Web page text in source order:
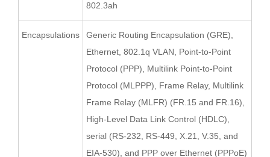
802.3ah
Encapsulations
Generic Routing Encapsulation (GRE),
Ethernet, 802.1q VLAN, Point-to-Point
Protocol (PPP), Multilink Point-to-Point
Protocol (MLPPP), Frame Relay, Multilink
Frame Relay (MLFR) (FR.15 and FR.16),
High-Level Data Link Control (HDLC),
serial (RS-232, RS-449, X.21, V.35, and
EIA-530), and PPP over Ethernet (PPPoE)